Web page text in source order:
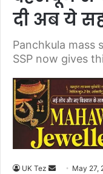
दी अब ये
Panchkula mass
SSP now gives
UK Tez May 27,